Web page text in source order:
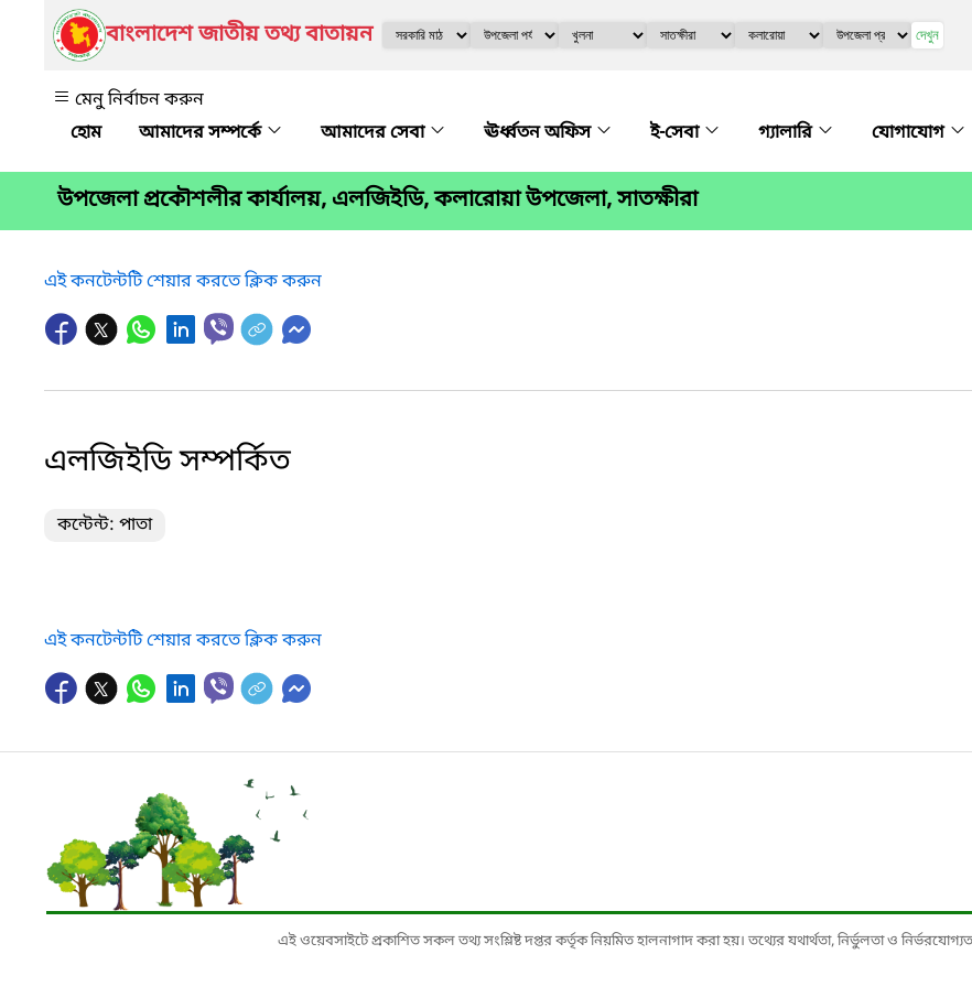
বাংলাদেশ জাতীয় তথ্য বাতায়ন দেখুন
মেনু নির্বাচন করুন
আমাদের সম্পর্কে
আমাদের সেবা ঊর্ধ্বতন অফিস ই-সেবা গ্যালারি যোগাযোগ
উপজেলা প্রকৌশলীর কার্যালয়, এলজিইডি, কলারোয়া উপজেলা, সাতক্ষীরা
এই কনটেন্টটি শেয়ার করতে ক্লিক করুন
এলজিইডি সম্পর্কিত
কন্টেন্ট: পাতা
এই কনটেন্টটি শেয়ার করতে ক্লিক করুন
এই ওয়েবসাইটে প্রকাশিত সকল তথ্য সংশ্লিষ্ট দপ্তর কর্তৃক নিয়মিত হালনাগাদ করা হয়। তথ্যের যথার্থতা, নির্ভুলতা ও নির্ভরযোগ্যতা